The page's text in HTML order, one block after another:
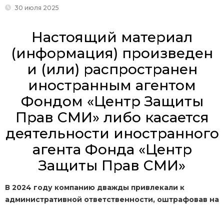
30 июля 2025
Настоящий материал
(информация) произведен
и (или) распространен
иностранным агентом
Фондом «Центр Защиты
Прав СМИ» либо касается
деятельности иностранного
агента Фонда «Центр
Защиты Прав СМИ»
В 2024 году компанию дважды привлекали к
административной ответственности, оштрафовав на